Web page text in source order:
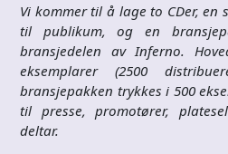
Vi kommer til å lage to CDer, en
til publikum, og en
bransjedelen av Inferno.
eksemplarer (2500
bransjepakken trykkes i 500
til presse, promotører,
deltar.